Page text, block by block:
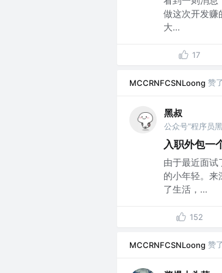
做这次开发赚
大...
17
MCCRNFCSNLoong 赞
黑叔
公众号“程序员
入职外包一
由于最近面
的小年轻。来
了生活，...
152
MCCRNFCSNLoong 赞